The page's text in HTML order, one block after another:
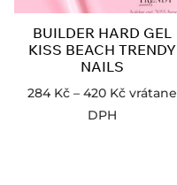
BUILDER HARD GEL
KISS BEACH TRENDY
NAILS
284 Kč – 420 Kč vrátane
DPH